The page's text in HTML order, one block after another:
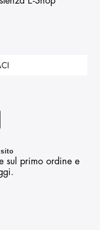
sul primo ordine e